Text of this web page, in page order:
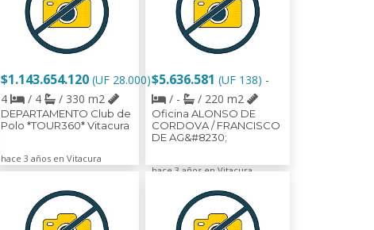
$1.143.654.120 (UF 28.000)
4
/ 4 / 330 m2
DEPARTAMENTO Club de
Polo *TOUR360* Vitacura
hace 3 años en Vitacura
$5.636.581 (UF 138) -
/ -
/ 220 m2
Oficina ALONSO DE
CORDOVA / FRANCISCO
DE AG&#8230;
hace 3 años en Vitacura